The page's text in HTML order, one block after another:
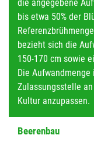
die angegebene
bis etwa 50% der
bezieht sich die
150-170 cm sowie
Die
Zulassungsstelle
Kultur anzupassen.
Beerenbau